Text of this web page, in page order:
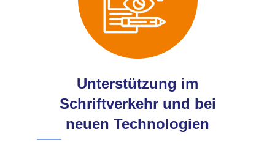
Unterstützung im
Schriftverkehr und bei
neuen Technologien